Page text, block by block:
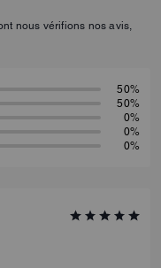
nous vérifions nos avis,
50%
50%
0%
0%
0%